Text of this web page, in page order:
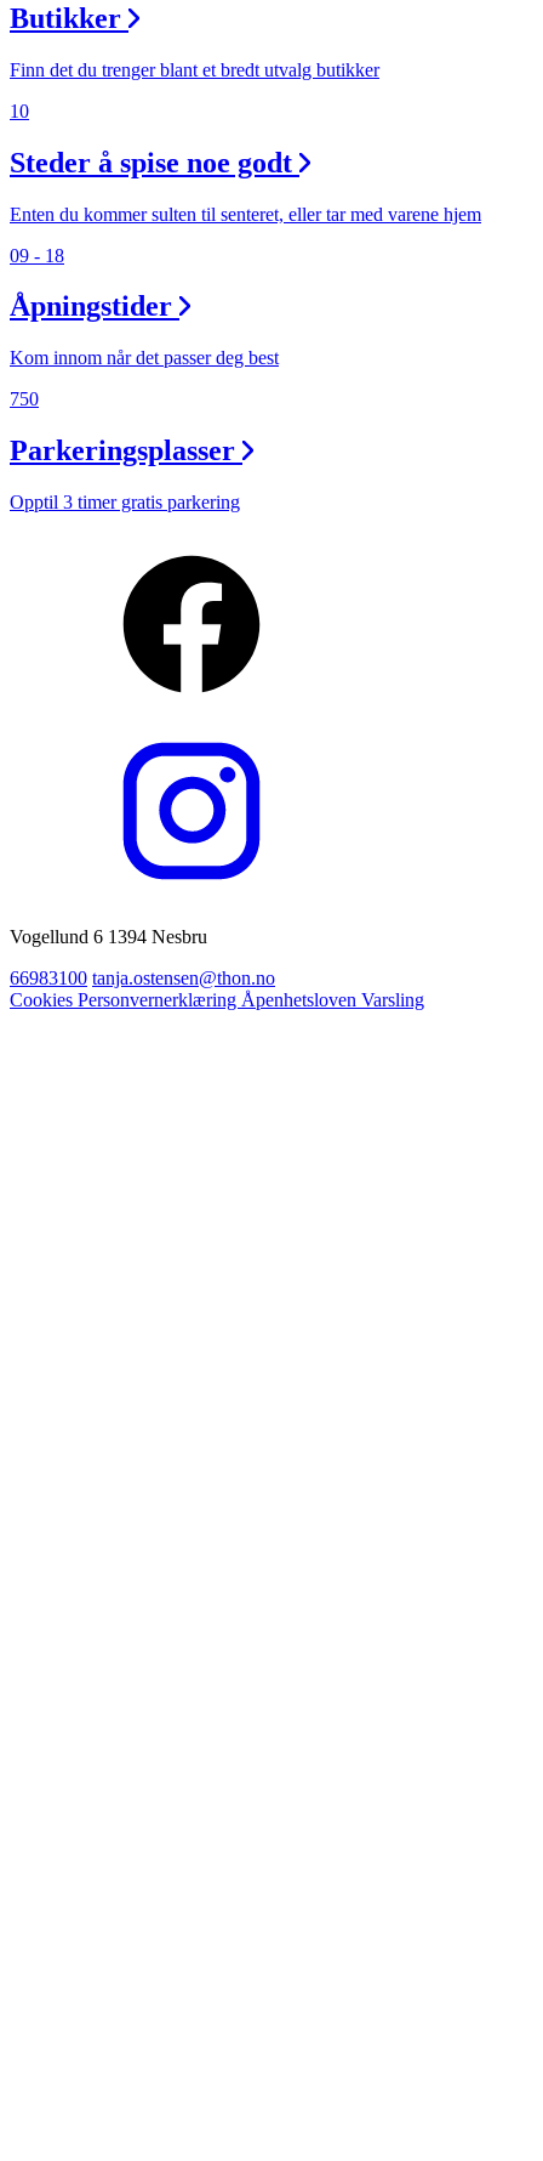
Butikker
Finn det du trenger blant et bredt utvalg butikker
10
Steder å spise noe godt
Enten du kommer sulten til senteret, eller tar med varene hjem
09 - 18
Åpningstider
Kom innom når det passer deg best
750
Parkeringsplasser
Opptil 3 timer gratis parkering
Vogellund 6 1394 Nesbru
66983100 tanja.ostensen@thon.no
Cookies Personvernerklæring Åpenhetsloven Varsling